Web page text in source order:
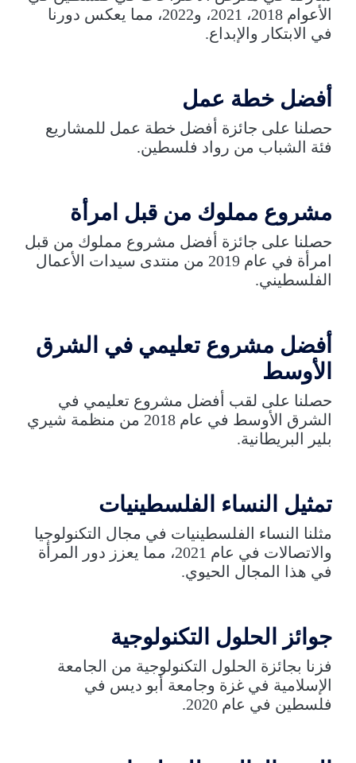
الأعوام 2018، 2021، و2022، مما يعكس دورنا
في الابتكار والإبداع.
أفضل خطة عمل
حصلنا على جائزة أفضل خطة عمل للمشاريع
فئة الشباب من رواد فلسطين.
مشروع مملوك من قبل امرأة
حصلنا على جائزة أفضل مشروع مملوك من قبل
امرأة في عام 2019 من منتدى سيدات الأعمال
الفلسطيني.
أفضل مشروع تعليمي في الشرق
الأوسط
حصلنا على لقب أفضل مشروع تعليمي في
الشرق الأوسط في عام 2018 من منظمة شيري
بلير البريطانية.
تمثيل النساء الفلسطينيات
مثلنا النساء الفلسطينيات في مجال التكنولوجيا
والاتصالات في عام 2021، مما يعزز دور المرأة
في هذا المجال الحيوي.
جوائز الحلول التكنولوجية
فزنا بجائزة الحلول التكنولوجية من الجامعة
الإسلامية في غزة وجامعة أبو ديس في
فلسطين في عام 2020.